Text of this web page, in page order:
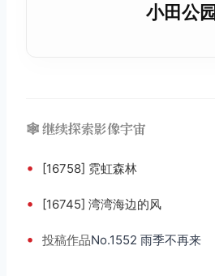
小田公园
🕸️ 继续探索影像宇宙
• [16758] 霓虹森林
• [16745] 湾湾海边的风
• 投稿作品No.1552 雨季不再来